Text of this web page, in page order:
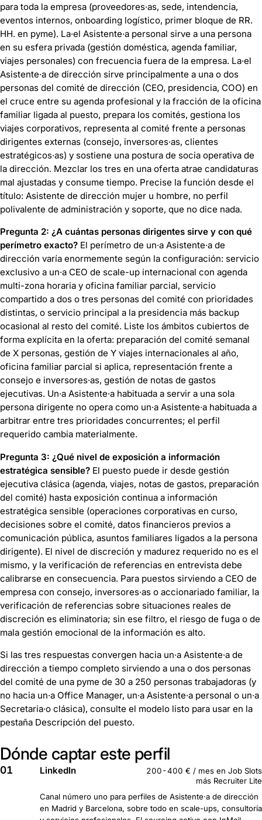
para toda la empresa (proveedores·as, sede, intendencia,
eventos internos, onboarding logístico, primer bloque de RR.
HH. en pyme). La·el Asistente·a personal sirve a una persona
en su esfera privada (gestión doméstica, agenda familiar,
viajes personales) con frecuencia fuera de la empresa. La·el
Asistente·a de dirección sirve principalmente a una o dos
personas del comité de dirección (CEO, presidencia, COO) en
el cruce entre su agenda profesional y la fracción de la oficina
familiar ligada al puesto, prepara los comités, gestiona los
viajes corporativos, representa al comité frente a personas
dirigentes externas (consejo, inversores·as, clientes
estratégicos·as) y sostiene una postura de socia operativa de
la dirección. Mezclar los tres en una oferta atrae candidaturas
mal ajustadas y consume tiempo. Precise la función desde el
título: Asistente de dirección mujer u hombre, no perfil
polivalente de administración y soporte, que no dice nada.
Pregunta 2: ¿A cuántas personas dirigentes sirve y con qué
perímetro exacto? El perímetro de un·a Asistente·a de
dirección varía enormemente según la configuración: servicio
exclusivo a un·a CEO de scale-up internacional con agenda
multi-zona horaria y oficina familiar parcial, servicio
compartido a dos o tres personas del comité con prioridades
distintas, o servicio principal a la presidencia más backup
ocasional al resto del comité. Liste los ámbitos cubiertos de
forma explícita en la oferta: preparación del comité semanal
de X personas, gestión de Y viajes internacionales al año,
oficina familiar parcial si aplica, representación frente a
consejo e inversores·as, gestión de notas de gastos
ejecutivas. Un·a Asistente·a habituada a servir a una sola
persona dirigente no opera como un·a Asistente·a habituada a
arbitrar entre tres prioridades concurrentes; el perfil
requerido cambia materialmente.
Pregunta 3: ¿Qué nivel de exposición a información
estratégica sensible? El puesto puede ir desde gestión
ejecutiva clásica (agenda, viajes, notas de gastos, preparación
del comité) hasta exposición continua a información
estratégica sensible (operaciones corporativas en curso,
decisiones sobre el comité, datos financieros previos a
comunicación pública, asuntos familiares ligados a la persona
dirigente). El nivel de discreción y madurez requerido no es el
mismo, y la verificación de referencias en entrevista debe
calibrarse en consecuencia. Para puestos sirviendo a CEO de
empresa con consejo, inversores·as o accionariado familiar, la
verificación de referencias sobre situaciones reales de
discreción es eliminatoria; sin ese filtro, el riesgo de fuga o de
mala gestión emocional de la información es alto.
Si las tres respuestas convergen hacia un·a Asistente·a de
dirección a tiempo completo sirviendo a una o dos personas
del comité de una pyme de 30 a 250 personas trabajadoras (y
no hacia un·a Office Manager, un·a Asistente·a personal o un·a
Secretaria·o clásica), consulte el modelo listo para usar en la
pestaña Descripción del puesto.
Dónde captar este perfil
01 LinkedIn
200-400 € / mes en Job Slots
más Recruiter Lite
Canal número uno para perfiles de Asistente·a de dirección
en Madrid y Barcelona, sobre todo en scale-ups, consultoría